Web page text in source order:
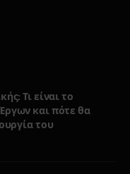
Τι είναι το
και πότε θα
του